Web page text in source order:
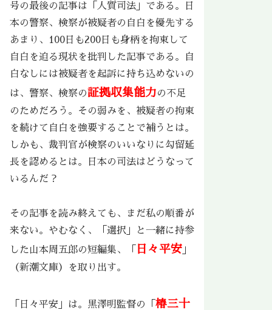
号の最後の記事は「人質司法」である。日
本の警察、検察が被疑者の自白を優先する
あまり、100日も200日も身柄を拘束して
自白を迫る現状を批判した記事である。自
白なしには被疑者を起訴に持ち込めないの
は、警察、検察の証拠収集能力の不足
のためだろう。その弱みを、被疑者の拘束
を続けて自白を強要することで補うとは。
しかも、裁判官が検察のいいなりに勾留延
長を認めるとは。日本の司法はどうなって
いるんだ？
その記事を読み終えても、まだ私の順番が
来ない。やむなく、「選択」と一緒に持参
した山本周五郎の短編集、「
日々平安 」
（新潮文庫）を取り出す。
「日々平安」は。黒澤明監督の「 椿三十